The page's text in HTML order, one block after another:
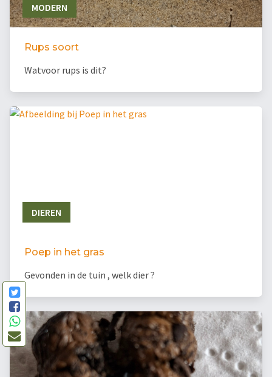
MODERN
Rups soort
Watvoor rups is dit?
DIEREN
Poep in het gras
Gevonden in de tuin , welk dier ?